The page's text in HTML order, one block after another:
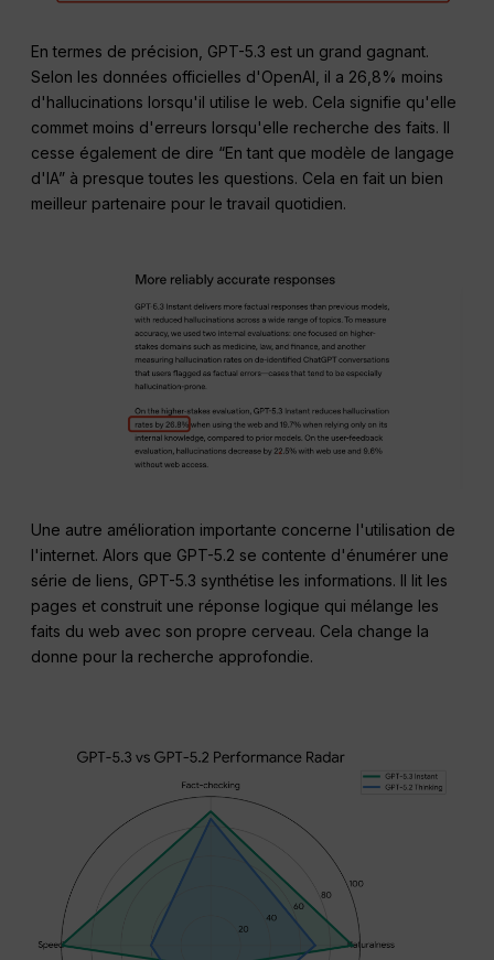
En termes de précision, GPT-5.3 est un grand gagnant.
Selon les données officielles d'OpenAI, il a 26,8% moins
d'hallucinations lorsqu'il utilise le web. Cela signifie qu'elle
commet moins d'erreurs lorsqu'elle recherche des faits. Il
cesse également de dire “En tant que modèle de langage
d'IA” à presque toutes les questions. Cela en fait un bien
meilleur partenaire pour le travail quotidien.
Une autre amélioration importante concerne l'utilisation de
l'internet. Alors que GPT-5.2 se contente d'énumérer une
série de liens, GPT-5.3 synthétise les informations. Il lit les
pages et construit une réponse logique qui mélange les
faits du web avec son propre cerveau. Cela change la
donne pour la recherche approfondie.